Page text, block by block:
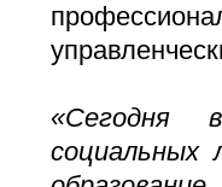
«Сегодня